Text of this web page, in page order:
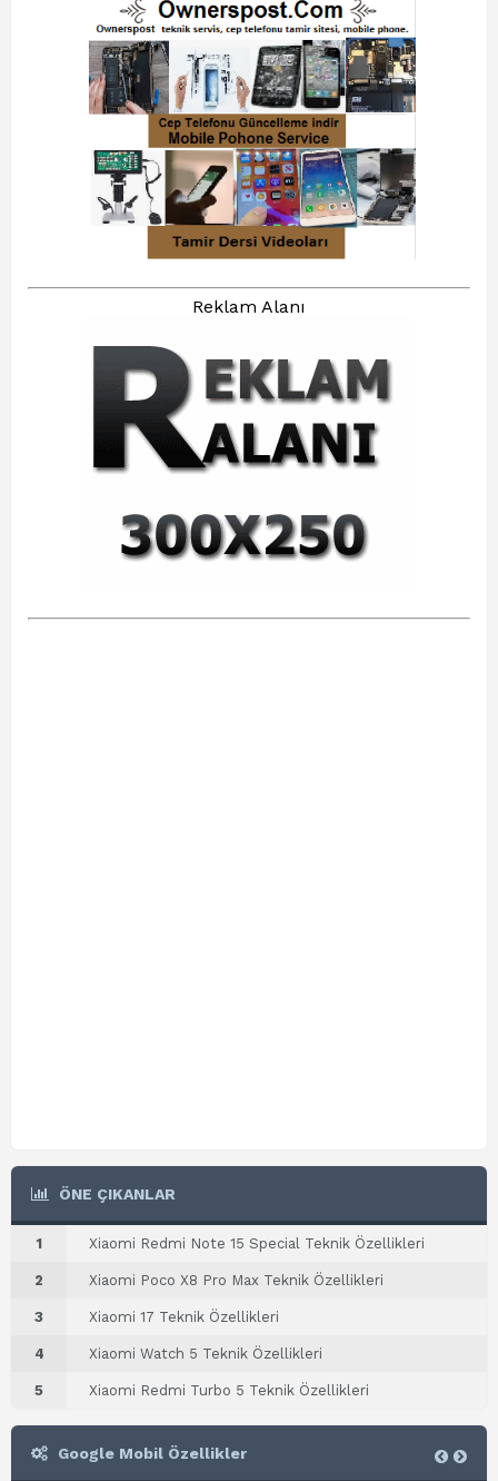
Reklam Alanı
ÖNE ÇIKANLAR
1 Xiaomi Redmi Note 15 Special Teknik Özellikleri
2 Xiaomi Poco X8 Pro Max Teknik Özellikleri
3 Xiaomi 17 Teknik Özellikleri
4 Xiaomi Watch 5 Teknik Özellikleri
5 Xiaomi Redmi Turbo 5 Teknik Özellikleri
Google Mobil Özellikler